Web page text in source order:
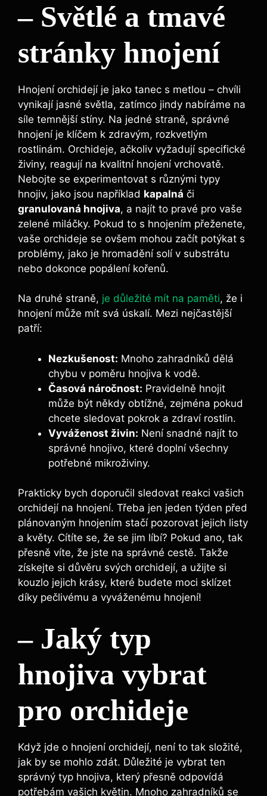
– Světlé ⁤a tmavé⁢
stránky hnojení
Hnojení orchidejí⁣ je ‍jako tanec s metlou – chvíli ​
vynikají jasné světla, zatímco jindy nabíráme na
síle temnější stíny.⁣ Na jedné straně,‍ správné⁣
hnojení je klíčem ⁢k zdravým, rozkvetlým
rostlinám. Orchideje, ačkoliv vyžadují specifické
živiny,⁣ reagují na kvalitní hnojení vrchovatě.
Nebojte se experimentovat s různými typy
‌hnojiv, jako jsou například kapalná či
granulovaná hnojiva,⁤ a najít to pravé pro⁢ vaše
zelené⁤ miláčky.⁢ Pokud to s hnojením přeženete,
vaše orchideje se ovšem mohou začít potýkat⁢ s
problémy, jako ⁤je hromadění solí v substrátu‍
nebo dokonce popálení kořenů.
Na druhé straně, je důležité mít na paměti, že i
⁣hnojení může mít svá úskalí. Mezi nejčastější
patří:
Nezkušenost: Mnoho⁤ zahradníků dělá
chybu ‍v poměru hnojiva k vodě.
Časová náročnost: Pravidelně hnojit
‍může být někdy obtížné,‍ zejména ⁢pokud
chcete sledovat pokrok a zdraví ‌rostlin.
Vyváženost živin: Není snadné najít ⁢to
správné hnojivo, které doplní všechny
potřebné mikroživiny.
Prakticky bych doporučil sledovat reakci vašich
orchidejí na hnojení. Třeba jen jeden týden před
plánovaným hnojením stačí pozorovat jejich ‍listy
a květy. ⁤Cítíte se, že ⁣se ​jim líbí? Pokud ano, tak
přesně víte, že jste na‍ správné cestě. Takže
získejte si důvěru svých orchidejí, a⁣ užijte ⁢si
kouzlo jejich krásy, ​které budete ⁤moci sklízet
díky pečlivému a vyváženému hnojení!
– Jaký typ
‍hnojiva vybrat
pro orchideje
Když ​jde o​ hnojení orchidejí, ‌není to ⁣tak složité,
⁤jak by⁤ se mohlo zdát. Důležité je vybrat ten
⁢správný typ hnojiva, ⁢který přesně‍ odpovídá‌
potřebám vašich‌ květin. Mnoho zahradníků se